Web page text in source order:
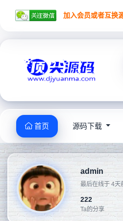
加入会员或者互换
首页 源码下载
admin
最后在线于 4天
222
Ta的分享